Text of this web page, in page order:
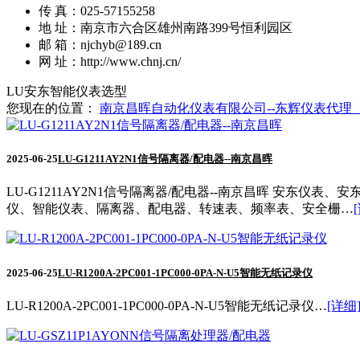
传 真：025-57155258
地 址：南京市六合区雄州南路399号恒利园区
邮 箱：njchyb@189.cn
网 址：http://www.chnj.cn/
LU安东智能仪表选型
您现在的位置： 南京昌晖自动化仪表有限公司--东辉仪表代理
2025-06-25LU-G1211AY2N1信号隔离器/配电器--南京昌晖
LU-G1211AY2N1信号隔离器/配电器--南京昌晖 安东仪表、
仪、智能仪表、隔离器、配电器、转速表、频率表、安全栅…[
2025-06-25LU-R1200A-2PC001-1PC000-0PA-N-U5智能无纸记录仪
LU-R1200A-2PC001-1PC000-0PA-N-U5智能无纸记录仪…[详细]